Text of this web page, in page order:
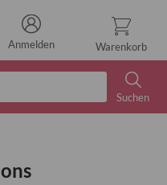
Suchen
Warenkorb
Anmelden